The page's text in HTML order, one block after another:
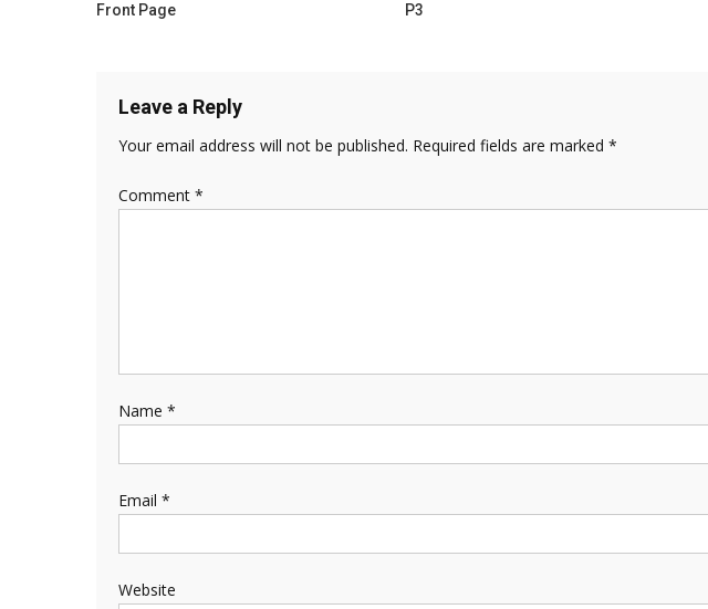
Front Page P3
Leave a Reply
Your email address will not be published. Required fields are marked *
Comment *
Name *
Email *
Website